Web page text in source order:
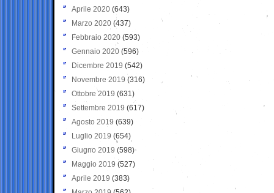
Aprile 2020 (643)
Marzo 2020 (437)
Febbraio 2020 (593)
Gennaio 2020 (596)
Dicembre 2019 (542)
Novembre 2019 (316)
Ottobre 2019 (631)
Settembre 2019 (617)
Agosto 2019 (639)
Luglio 2019 (654)
Giugno 2019 (598)
Maggio 2019 (527)
Aprile 2019 (383)